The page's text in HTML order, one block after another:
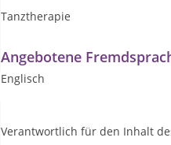
Tanztherapie
Angebotene
Englisch
Verantwortlich für den Inhalt